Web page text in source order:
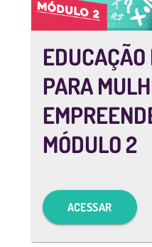
PARA
MÓDULO 2
ACESSAR